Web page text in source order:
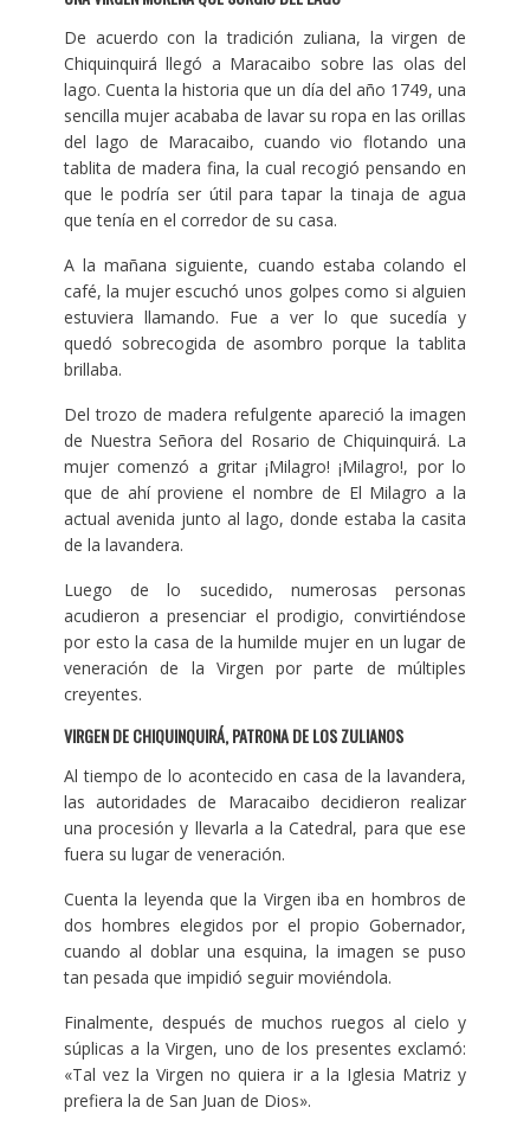
De acuerdo con la tradición zuliana, la virgen de
Chiquinquirá llegó a Maracaibo sobre las olas del
lago. Cuenta la historia que un día del año 1749, una
sencilla mujer acababa de lavar su ropa en las orillas
del lago de Maracaibo, cuando vio flotando una
tablita de madera fina, la cual recogió pensando en
que le podría ser útil para tapar la tinaja de agua
que tenía en el corredor de su casa.
A la mañana siguiente, cuando estaba colando el
café, la mujer escuchó unos golpes como si alguien
estuviera llamando. Fue a ver lo que sucedía y
quedó sobrecogida de asombro porque la tablita
brillaba.
Del trozo de madera refulgente apareció la imagen
de Nuestra Señora del Rosario de Chiquinquirá. La
mujer comenzó a gritar ¡Milagro! ¡Milagro!, por lo
que de ahí proviene el nombre de El Milagro a la
actual avenida junto al lago, donde estaba la casita
de la lavandera.
Luego de lo sucedido, numerosas personas
acudieron a presenciar el prodigio, convirtiéndose
por esto la casa de la humilde mujer en un lugar de
veneración de la Virgen por parte de múltiples
creyentes.
VIRGEN DE CHIQUINQUIRÁ, PATRONA DE LOS ZULIANOS
Al tiempo de lo acontecido en casa de la lavandera,
las autoridades de Maracaibo decidieron realizar
una procesión y llevarla a la Catedral, para que ese
fuera su lugar de veneración.
Cuenta la leyenda que la Virgen iba en hombros de
dos hombres elegidos por el propio Gobernador,
cuando al doblar una esquina, la imagen se puso
tan pesada que impidió seguir moviéndola.
Finalmente, después de muchos ruegos al cielo y
súplicas a la Virgen, uno de los presentes exclamó:
«Tal vez la Virgen no quiera ir a la Iglesia Matriz y
prefiera la de San Juan de Dios».